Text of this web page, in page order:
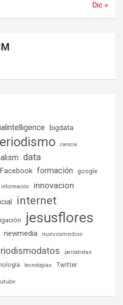
Dic »
bigdata
ciencia
data
Facebook formación google
información innovacion
internet
jesusflores
newmedia nuevosmedios
periodistas
tecnologías Twitter